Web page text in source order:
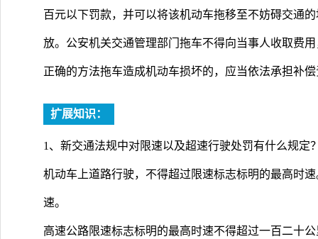
百元以下罚款，并可以将该机动车拖移至不妨碍交通
放。公安机关交通管理部门拖车不得向当事人收取费
正确的方法拖车造成机动车损坏的，应当依法承担补
扩展知识：
1、新交通法规中对限速以及超速行驶处罚有什么规定
机动车上道路行驶，不得超过限速标志标明的最高时
速。
高速公路限速标志标明的最高时速不得超过一百二十